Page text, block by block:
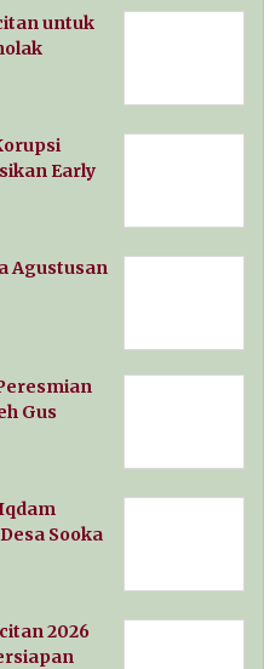
untuk
Early
Agustusan
Gus
Sooka
2026